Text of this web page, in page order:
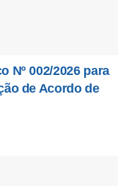
Nº 002/2026 para
de Acordo de